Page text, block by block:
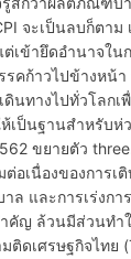
จะเป็นลบก็ตา
เข้ายึดอำนาจใ
รคก้าวไปข้างหน้
นทางไปทั่วโลกเ
ห้เป็นฐานสำหรับ
ขยายตัว
อเนื่องของการเ
ล และการเร่งก
คัญ ล้วนมีส่วนทำ
ติดเศรษฐกิจไทย